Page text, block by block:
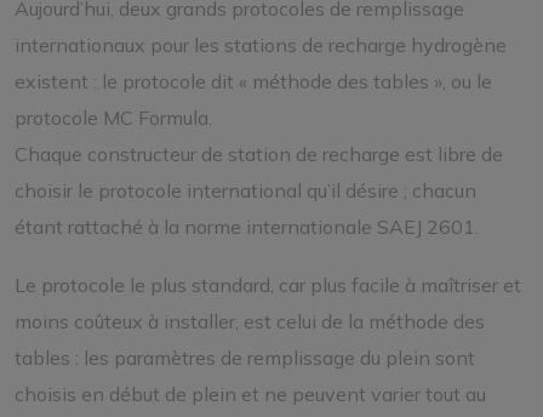
Aujourd’hui, deux grands protocoles de remplissage
internationaux pour les stations de recharge hydrogène
existent : le protocole dit « méthode des tables », ou le
protocole MC Formula.
Chaque constructeur de station de recharge est libre de
choisir le protocole international qu’il désire ; chacun
étant rattaché à la norme internationale SAEJ 2601.
Le protocole le plus standard, car plus facile à maîtriser et
moins coûteux à installer, est celui de la méthode des
tables : les paramètres de remplissage du plein sont
choisis en début de plein et ne peuvent varier tout au